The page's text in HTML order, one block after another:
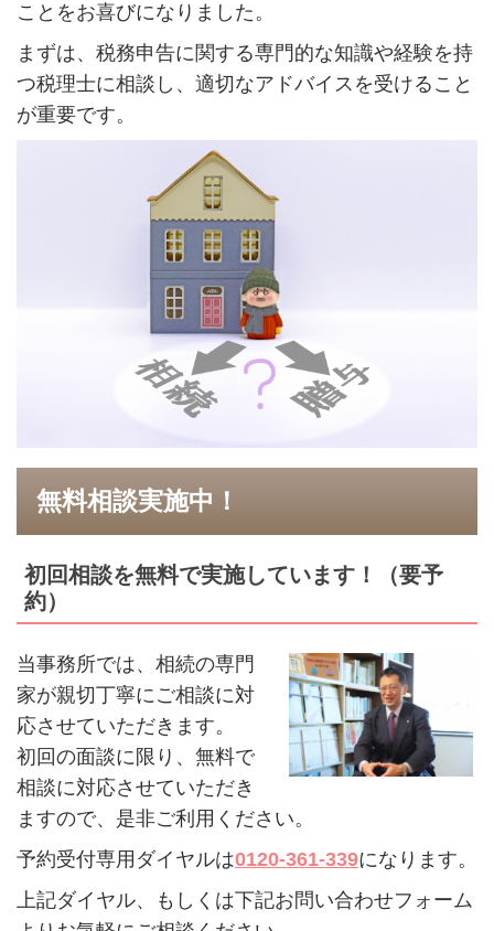
ことをお喜びになりました。
まずは、税務申告に関する専門的な知識や経験を持
つ税理士に相談し、適切なアドバイスを受けること
が重要です。
無料相談実施中！
初回相談を無料で実施しています！（要予
約）
当事務所では、相続の専門
家が親切丁寧にご相談に対
応させていただきます。
初回の面談に限り、無料で
相談に対応させていただき
ますので、是非ご利用ください。
予約受付専用ダイヤルは0120-361-339になります。
上記ダイヤル、もしくは下記お問い合わせフォーム